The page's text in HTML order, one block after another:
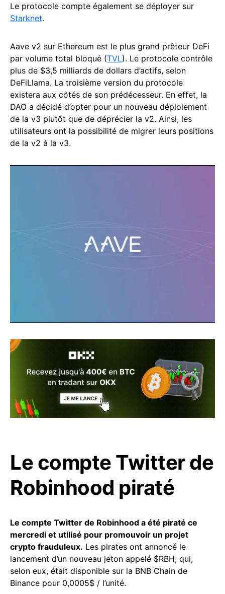
Le protocole compte également se déployer sur
Starknet.
Aave v2 sur Ethereum est le plus grand prêteur DeFi
par volume total bloqué (TVL). Le protocole contrôle
plus de $3,5 milliards de dollars d’actifs, selon
DeFiLlama. La troisième version du protocole
existera aux côtés de son prédécesseur. En effet, la
DAO a décidé d’opter pour un nouveau déploiement
de la v3 plutôt que de déprécier la v2. Ainsi, les
utilisateurs ont la possibilité de migrer leurs positions
de la v2 à la v3.
Le compte Twitter de
Robinhood piraté
Le compte Twitter de Robinhood a été piraté ce
mercredi et utilisé pour promouvoir un projet
crypto frauduleux. Les pirates ont annoncé le
lancement d’un nouveau jeton appelé $RBH, qui,
selon eux, était disponible sur la BNB Chain de
Binance pour 0,0005$ / l’unité.